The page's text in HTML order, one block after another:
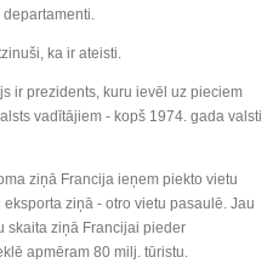
ka ir ateisti.
ir prezidents, kuru ievēl uz pieciem
vadītājiem - kopš 1974. gada valsti
ziņā Francija ieņem piekto vietu
ziņā - otro vietu pasaulē. Jau
skaita ziņā Francijai pieder
apmēram 80 milj. tūristu.